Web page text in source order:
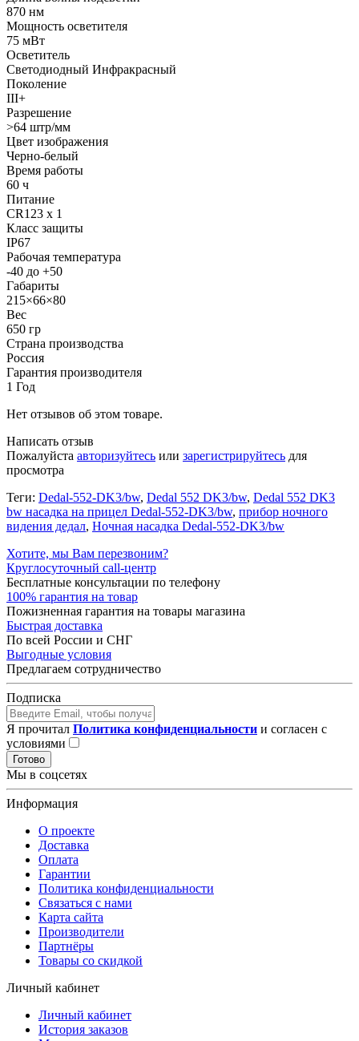
870 нм
Мощность осветителя
75 мВт
Осветитель
Светодиодный Инфракрасный
Поколение
III+
Разрешение
>64 штр/мм
Цвет изображения
Черно-белый
Время работы
60 ч
Питание
CR123 х 1
Класс защиты
IP67
Рабочая температура
-40 до +50
Габариты
215×66×80
Вес
650 гр
Страна производства
Россия
Гарантия производителя
1 Год
Нет отзывов об этом товаре.
Написать отзыв
Пожалуйста авторизуйтесь или зарегистрируйтесь для
просмотра
Теги: Dedal-552-DK3/bw, Dedal 552 DK3/bw, Dedal 552 DK3
bw насадка на прицел Dedal-552-DK3/bw, прибор ночного
видения дедал, Ночная насадка Dedal-552-DK3/bw
Хотите, мы Вам перезвоним?
Круглосуточный call-центр
Бесплатные консультации по телефону
100% гарантия на товар
Пожизненная гарантия на товары магазина
Быстрая доставка
По всей России и СНГ
Выгодные условия
Предлагаем сотрудничество
Подписка
Я прочитал Политика конфиденциальности и согласен с
условиями
Готово
Мы в соцсетях
Информация
О проекте
Доставка
Оплата
Гарантии
Политика конфиденциальности
Связаться с нами
Карта сайта
Производители
Партнёры
Товары со скидкой
Личный кабинет
Личный кабинет
История заказов